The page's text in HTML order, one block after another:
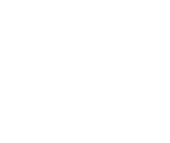
Sie einen Unterschied!